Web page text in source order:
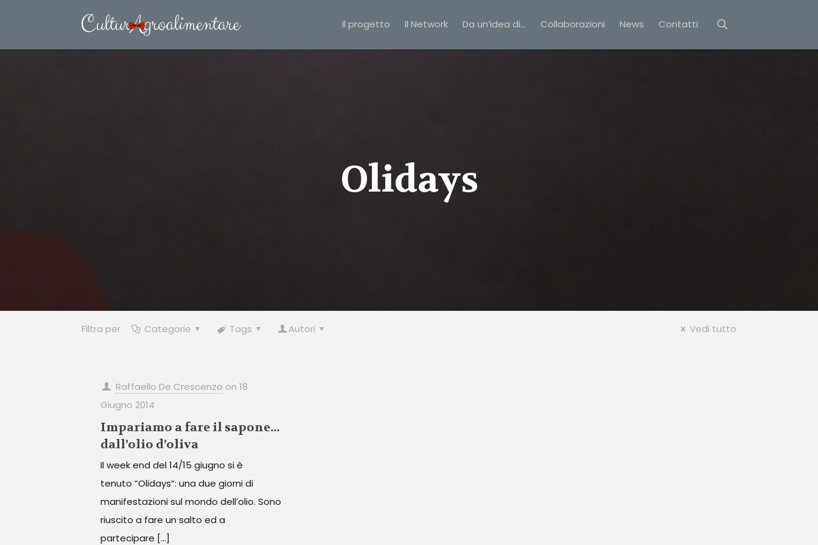
Il progetto Il Network Da un’idea di… Collaborazioni News Contatti
Olidays
Filtra per Categorie Tags Autori Vedi tutto
Raffaello De Crescenzo on 18
Giugno 2014
Impariamo a fare il sapone…
dall’olio d’oliva
Il week end del 14/15 giugno si è
tenuto “Olidays“: una due giorni di
manifestazioni sul mondo dell’olio. Sono
riuscito a fare un salto ed a
partecipare […]